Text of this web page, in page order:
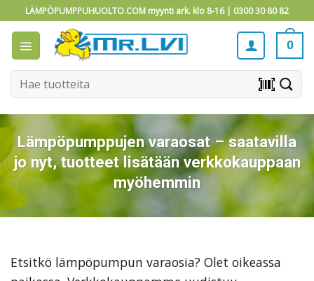
to
content
LÄMPÖPUMPPUHUOLTO.COM myynti ark. klo 8-16 | 0300 30 80 82
0
Etsi: barcode_scanner
Lämpöpumppujen varaosat – saatavilla
jo nyt, tuotteet lisätään verkkokauppaan
myöhemmin
Etsitkö lämpöpumpun varaosia? Olet oikeassa